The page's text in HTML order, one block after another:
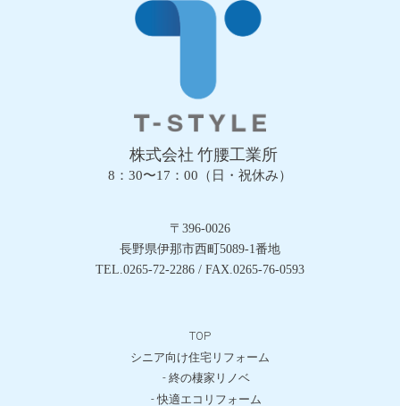
株式会社 竹腰工業所
8：30〜17：00（日・祝休み）
〒396-0026
長野県伊那市西町5089-1番地
TEL.0265-72-2286 / FAX.0265-76-0593
TOP
シニア向け住宅リフォーム
- 終の棲家リノベ
- 快適エコリフォーム